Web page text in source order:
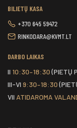
BILIETŲ KASA
+370 645 59472
RINKODARA@KVMT.LT
DARBO LAIKAS
II 10:30–18:30(PIETŲ
III-VI 9:30–18:30
VII ATIDAROMA